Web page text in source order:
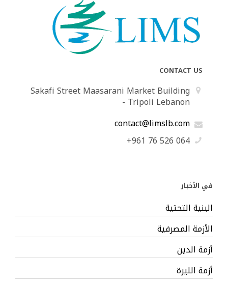
CONTACT US
Sakafi Street Maasarani Market Building
- Tripoli Lebanon
contact@limslb.com
+961 76 526 064
في الأخبار
البنية التحتية
الأزمة المصرفية
أزمة الدين
أزمة الليرة